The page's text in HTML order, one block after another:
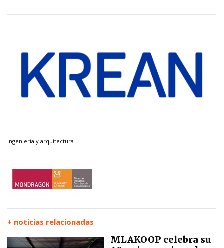
Ingeniería y arquitectura
+ noticias relacionadas
MLAKOOP celebra su